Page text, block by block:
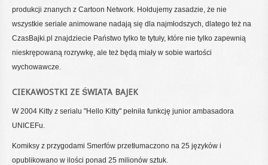
produkcji znanych z Cartoon Network. Hołdujemy zasadzie, że nie
wszystkie seriale animowane nadają się dla najmłodszych, dlatego też na
CzasBajki.pl znajdziecie Państwo tylko te tytuły, które nie tylko zapewnią
nieskrępowaną rozrywkę, ale też będą miały w sobie wartości
wychowawcze.
CIEKAWOSTKI ZE ŚWIATA BAJEK
W 2004 Kitty z serialu "Hello Kitty" pełniła funkcję junior ambasadora
UNICEFu.
Komiksy z przygodami Smerfów przetłumaczono na 25 języków i
opublikowano w ilości ponad 25 milionów sztuk.